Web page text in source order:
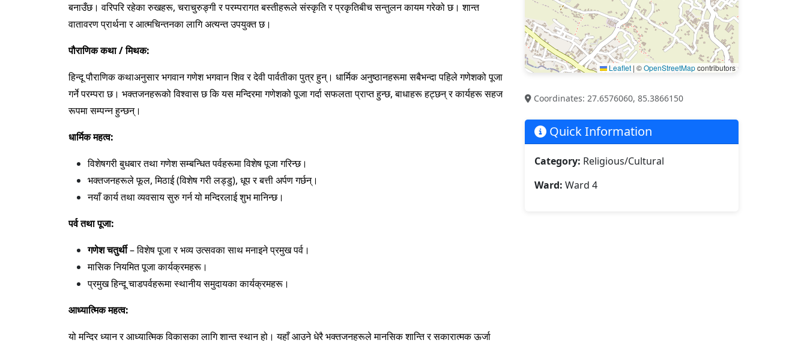
बनाउँछ। वरिपरि रहेका रुखहरू, चराचुरुङ्गी र परम्परागत बस्तीहरूले संस्कृति र प्रकृतिबीच सन्तुलन कायम गरेको छ। शान्त
वातावरण प्रार्थना र आत्मचिन्तनका लागि अत्यन्त उपयुक्त छ।
पौराणिक कथा / मिथक:
हिन्दू पौराणिक कथाअनुसार भगवान गणेश भगवान शिव र देवी पार्वतीका पुत्र हुन्। धार्मिक अनुष्ठानहरूमा सबैभन्दा पहिले गणेशको पूजा
गर्ने परम्परा छ। भक्तजनहरूको विश्वास छ कि यस मन्दिरमा गणेशको पूजा गर्दा सफलता प्राप्त हुन्छ, बाधाहरू हट्छन् र कार्यहरू सहज
रूपमा सम्पन्न हुन्छन्।
धार्मिक महत्व:
विशेषगरी बुधबार तथा गणेश सम्बन्धित पर्वहरूमा विशेष पूजा गरिन्छ।
भक्तजनहरूले फूल, मिठाई (विशेष गरी लड्डु), धूप र बत्ती अर्पण गर्छन्।
नयाँ कार्य तथा व्यवसाय सुरु गर्न यो मन्दिरलाई शुभ मानिन्छ।
पर्व तथा पूजा:
गणेश चतुर्थी– विशेष पूजा र भव्य उत्सवका साथ मनाइने प्रमुख पर्व।
मासिक नियमित पूजा कार्यक्रमहरू।
प्रमुख हिन्दू चाडपर्वहरूमा स्थानीय समुदायका कार्यक्रमहरू।
आध्यात्मिक महत्व:
यो मन्दिर ध्यान र आध्यात्मिक विकासका लागि शान्त स्थान हो। यहाँ आउने धेरै भक्तजनहरूले मानसिक शान्ति र सकारात्मक ऊर्जा
Leaflet | ©OpenStreetMapcontributors
Coordinates: 27.6576060, 85.3866150
Quick Information
Category: Religious/Cultural
Ward: Ward 4